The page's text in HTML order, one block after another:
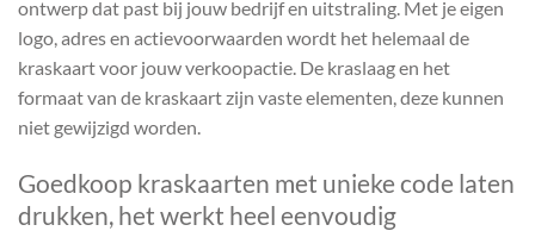
ontwerp dat past bij jouw bedrijf en uitstraling. Met je eigen
logo, adres en actievoorwaarden wordt het helemaal de
kraskaart voor jouw verkoopactie. De kraslaag en het
formaat van de kraskaart zijn vaste elementen, deze kunnen
niet gewijzigd worden.
Goedkoop kraskaarten met unieke code laten
drukken, het werkt heel eenvoudig